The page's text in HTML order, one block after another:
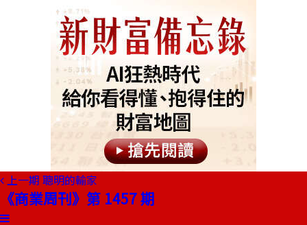
上一期 聰明的輸家
《商業周刊》第 1457 期